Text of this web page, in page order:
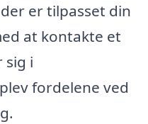
er tilpasset din
at kontakte et
sig i
fordelene ved